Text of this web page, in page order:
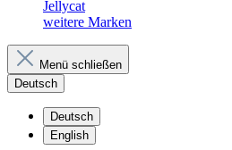
Jellycat
weitere Marken
Menü schließen
Deutsch
Deutsch
English